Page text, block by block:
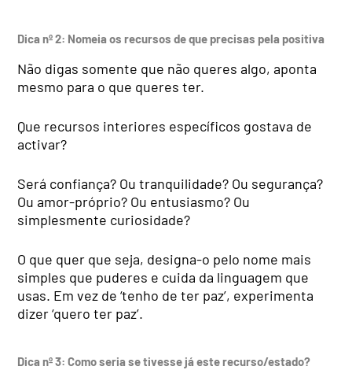
Dica nº 2: Nomeia os recursos de que precisas pela positiva
Não digas somente que não queres algo, aponta
mes­mo para o que queres ter.
Que recursos interiores es­pecíficos gostava de
activar?
Será confiança? Ou tran­quilidade? Ou segurança?
Ou amor-próprio? Ou entu­siasmo? Ou
simplesmente curiosidade?
O que quer que seja, desig­na-o pelo nome mais
simples que puderes e cuida da lin­guagem que
usas. Em vez de ‘tenho de ter paz’, experi­menta
dizer ‘quero ter paz’.
Dica nº 3: Como seria se tivesse já este recurso/estado?